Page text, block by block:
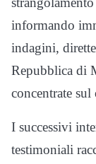
informando
indagini,
Repubblica di
concentrate
I successivi
testimoniali